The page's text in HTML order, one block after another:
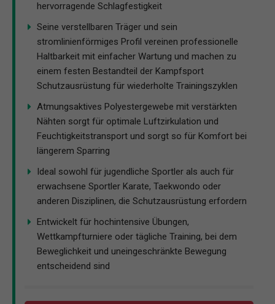
hervorragende Schlagfestigkeit
Seine verstellbaren Träger und sein
stromlinienförmiges Profil vereinen professionelle
Haltbarkeit mit einfacher Wartung und machen zu
einem festen Bestandteil der Kampfsport
Schutzausrüstung für wiederholte Trainingszyklen
Atmungsaktives Polyestergewebe mit verstärkten
Nähten sorgt für optimale Luftzirkulation und
Feuchtigkeitstransport und sorgt so für Komfort bei
längerem Sparring
Ideal sowohl für jugendliche Sportler als auch für
erwachsene Sportler Karate, Taekwondo oder
anderen Disziplinen, die Schutzausrüstung erfordern
Entwickelt für hochintensive Übungen,
Wettkampfturniere oder tägliche Training, bei dem
Beweglichkeit und uneingeschränkte Bewegung
entscheidend sind